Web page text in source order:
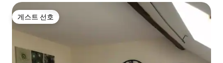
게스트 선호
게스트 선호